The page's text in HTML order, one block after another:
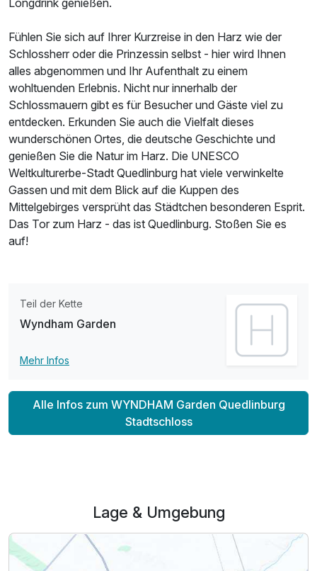
Fühlen Sie sich auf Ihrer Kurzreise in den Harz wie der
Schlossherr oder die Prinzessin selbst - hier wird Ihnen
alles abgenommen und Ihr Aufenthalt zu einem
wohltuenden Erlebnis. Nicht nur innerhalb der
Schlossmauern gibt es für Besucher und Gäste viel zu
entdecken. Erkunden Sie auch die Vielfalt dieses
wunderschönen Ortes, die deutsche Geschichte und
genießen Sie die Natur im Harz. Die UNESCO
Weltkulturerbe-Stadt Quedlinburg hat viele verwinkelte
Gassen und mit dem Blick auf die Kuppen des
Mittelgebirges versprüht das Städtchen besonderen Esprit.
Das Tor zum Harz - das ist Quedlinburg. Stoßen Sie es
auf!
Teil der Kette
Wyndham Garden
Mehr Infos
Alle Infos zum WYNDHAM Garden Quedlinburg
Stadtschloss
Lage & Umgebung